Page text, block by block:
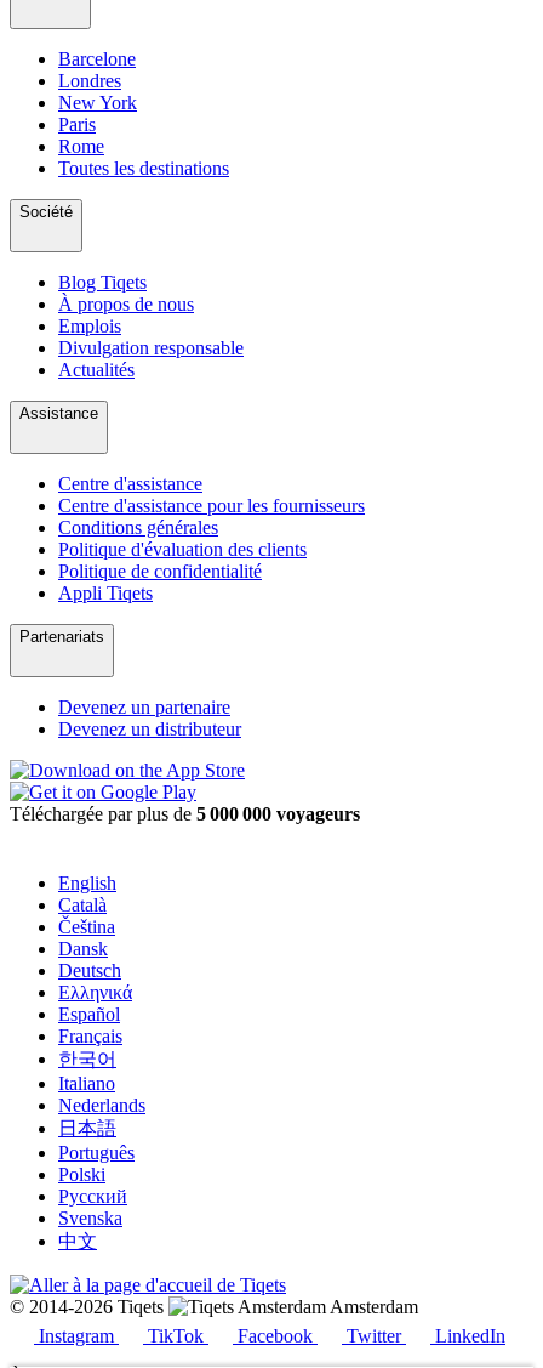
Barcelone
Londres
New York
Paris
Rome
Toutes les destinations
Société
Blog Tiqets
À propos de nous
Emplois
Divulgation responsable
Actualités
Assistance
Centre d'assistance
Centre d'assistance pour les fournisseurs
Conditions générales
Politique d'évaluation des clients
Politique de confidentialité
Appli Tiqets
Partenariats
Devenez un partenaire
Devenez un distributeur
Téléchargée par plus de 5 000 000 voyageurs
English
Català
Čeština
Dansk
Deutsch
Ελληνικά
Español
Français
한국어
Italiano
Nederlands
日本語
Português
Polski
Русский
Svenska
中文
© 2014-2026 Tiqets
Amsterdam
Instagram
TikTok Facebook Twitter
LinkedIn